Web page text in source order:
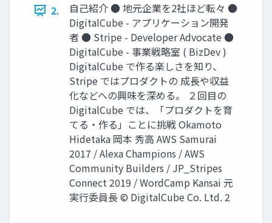
2.
⾃⼰紹介 ● 地元企業を2社ほど転々 ●
DigitalCube - アプリケーション開発
者 ● Stripe - Developer Advocate ●
DigitalCube - 事業戦略室 ( BizDev )
DigitalCube で作る楽しさを知り、
Stripe ではプロダクトの 成⻑や収益
化などへの興味を深める。 ２回⽬の
DigitalCube では、「プロダクトを育
てる‧作る」ことに挑戦 Okamoto
Hidetaka 岡本 秀⾼ AWS Samurai
2017 / Alexa Champions / AWS
Community Builders / JP_Stripes
Connect 2019 / WordCamp Kansai 元
実⾏委員⻑ © DigitalCube Co. Ltd. 2